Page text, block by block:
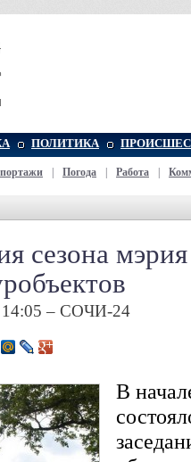
ПОЛИТИКА
Погода Работа
сезона
14:05 – СОЧИ-24
В